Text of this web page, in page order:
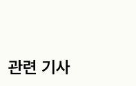
관련 기사